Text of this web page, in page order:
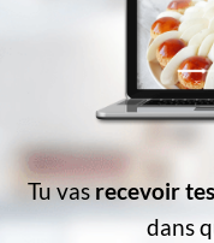
Tu vas recevoir
dans